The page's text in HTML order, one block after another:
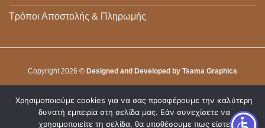
Τρόποι Αποστολής & Πληρωμής
Copyright 2026 © Designed and Developed by Tsama Graphics
Χρησιμοποιούμε cookies για να σας προσφέρουμε την καλύτερη
δυνατή εμπειρία στη σελίδα μας. Εάν συνεχίσετε να
χρησιμοποιείτε τη σελίδα, θα υποθέσουμε πως είστε